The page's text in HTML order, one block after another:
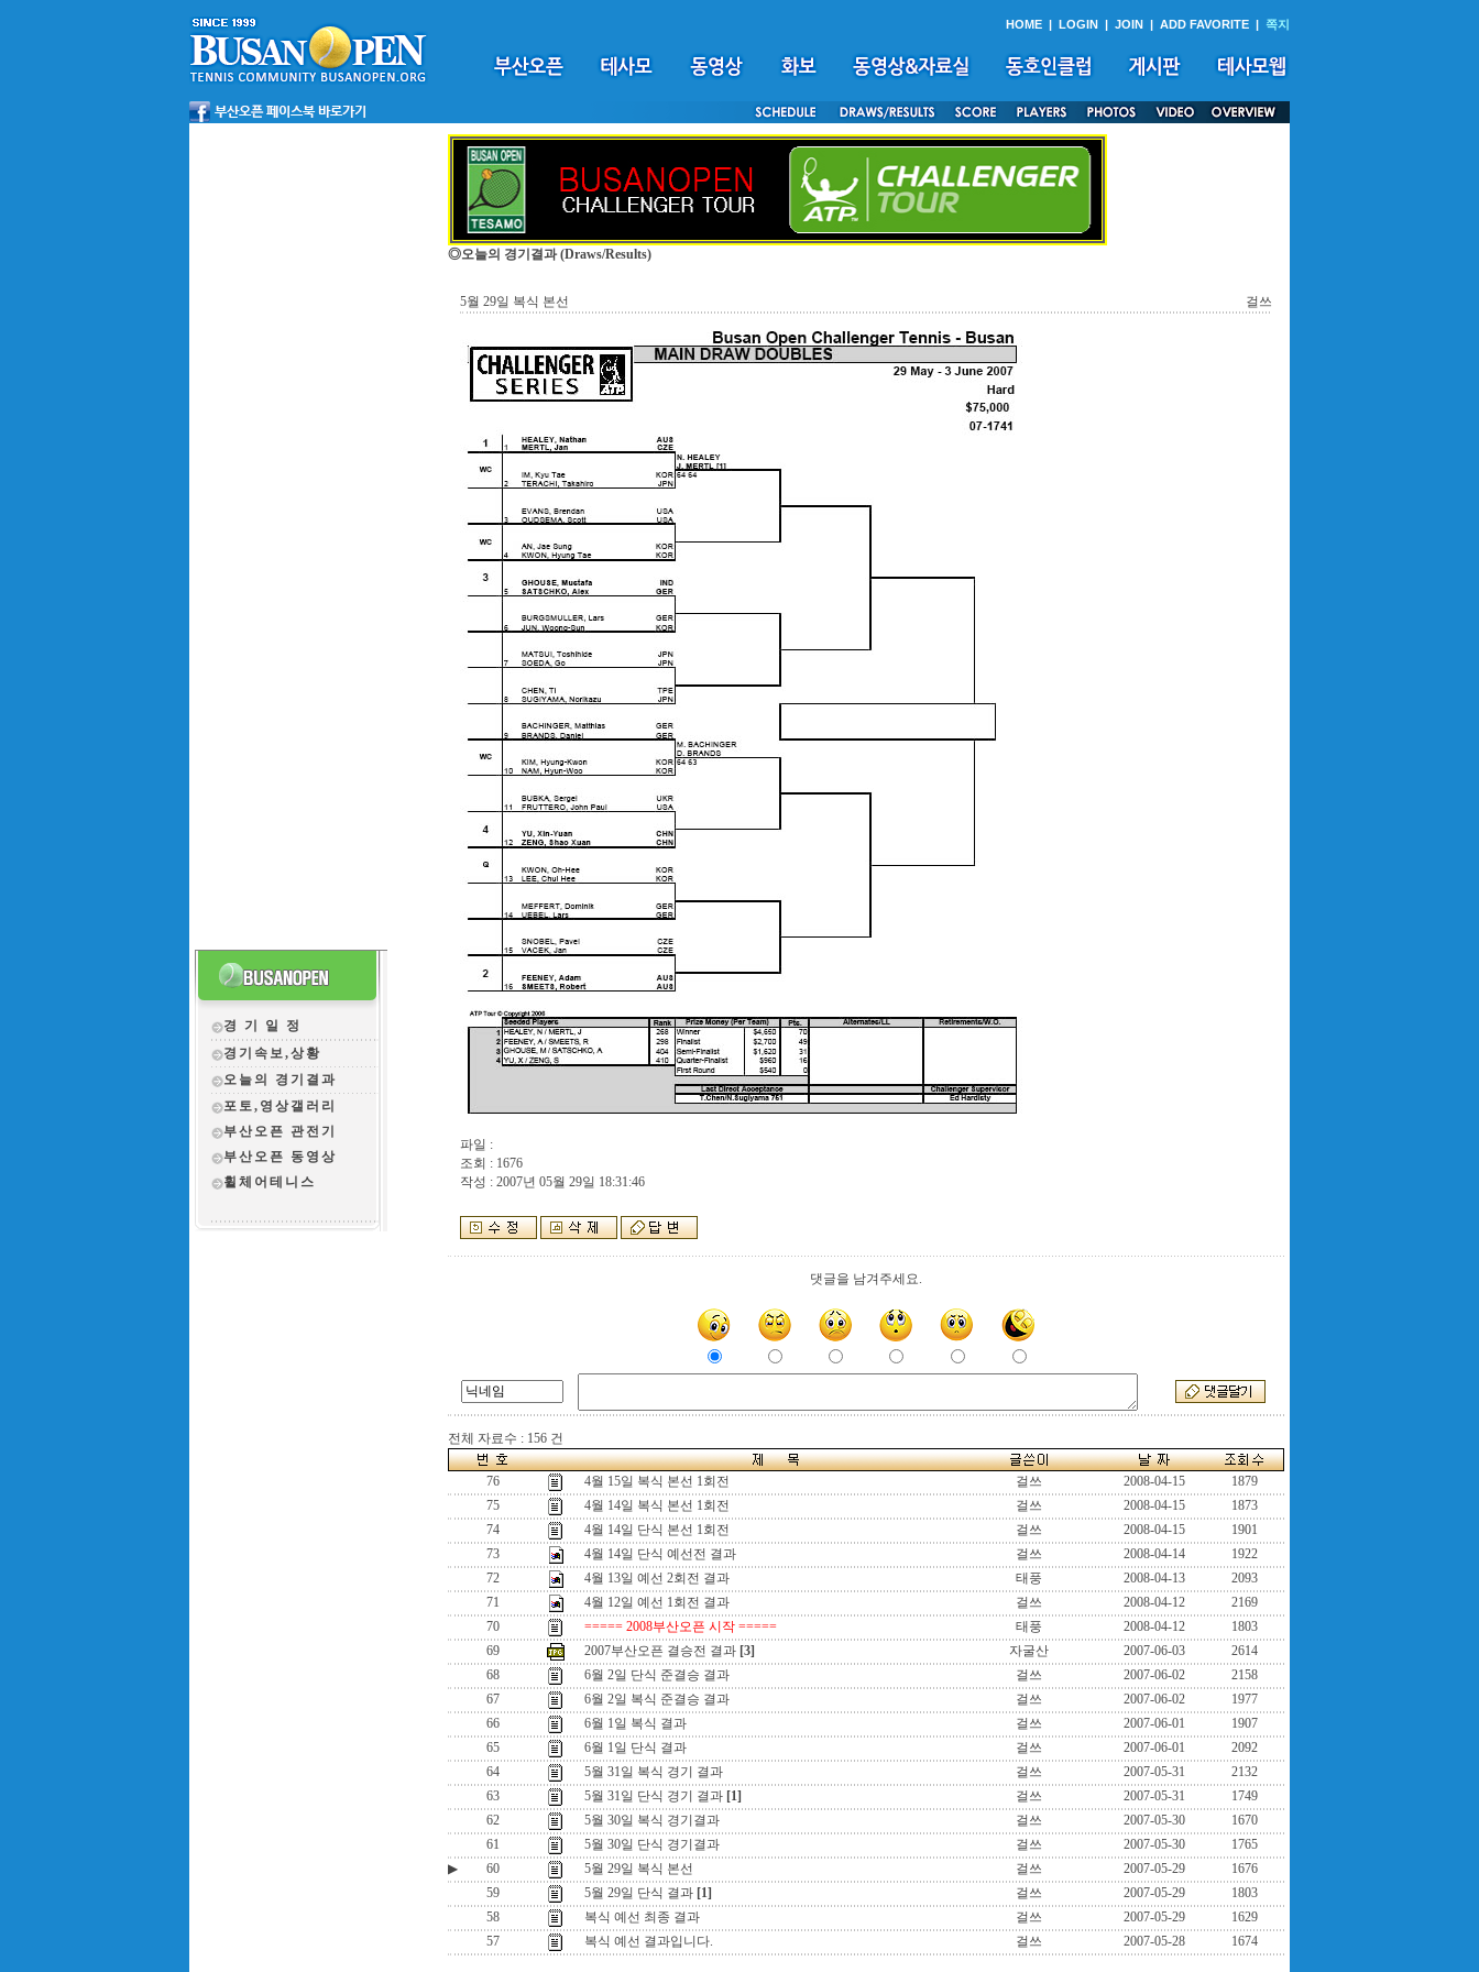
HOME | LOGIN | JOIN | ADD FAVORITE | 쪽지
경 기 일 정
경기속보,상황
오늘의 경기결과
포토,영상갤러리
부산오픈 관전 기
부산오픈 동영상
휠체어테니스
◎오늘의 경기결과 (Draws/Results)
5월 29일 복식 본선 걸쓰
파일 :
조회 : 1676
작성 : 2007년 05월 29일 18:31:46
댓글을 남겨주세요.
전체 자료수 : 156 건
76 4월 15일 복식 본선 1회전 걸쓰 2008-04-15
1879
75
4월 14일 복식 본선 1회전 걸쓰 2008-04-15
1873
74
4월 14일 단식 본선 1회전 걸쓰 2008-04-15
1901
73
4월 14일 단식 예선전 결과 걸쓰 2008-04-14
1922
72
4월 13일 예선 2회전 결과 태풍 2008-04-13
2093
71
4월 12일 예선 1회전 결과 걸쓰 2008-04-12
2169
70
===== 2008부산오픈 시작 ===== 태풍 2008-04-12
1803
69
2007부산오픈 결승전 결과 [3] 자굴산 2007-06-03
2614
68
6월 2일 단식 준결승 결과 걸쓰 2007-06-02
2158
67
6월 2일 복식 준결승 결과 걸쓰 2007-06-02
1977
66
6월 1일 복식 결과 걸쓰 2007-06-01
1907
65
6월 1일 단식 결과 걸쓰 2007-06-01
2092
64
5월 31일 복식 경기 결과 걸쓰 2007-05-31
2132
63
5월 31일 단식 경기 결과 [1] 걸쓰 2007-05-31
1749
62
5월 30일 복식 경기결과 걸쓰 2007-05-30
1670
61
5월 30일 단식 경기결과 걸쓰 2007-05-30
1765
▶
60 5월 29일 복식 본선 걸쓰 2007-05-29
1676
59
5월 29일 단식 결과 [1] 걸쓰 2007-05-29
1803
58
복식 예선 최종 결과 걸쓰 2007-05-29
1629
57
복식 예선 결과입니다. 걸쓰 2007-05-28 1674